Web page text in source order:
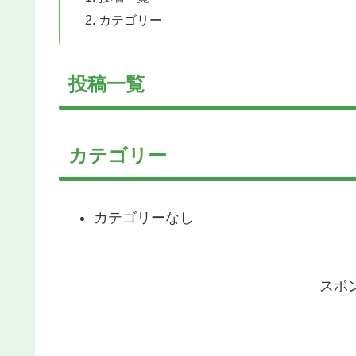
カテゴリー
投稿一覧
カテゴリー
カテゴリーなし
スポ